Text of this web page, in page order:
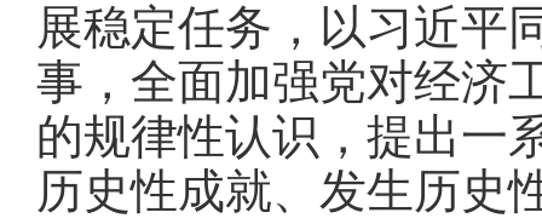
展稳定任务，以习近平
事，全面加强党对经济
的规律性认识，提出一
历史性成就、发生历史